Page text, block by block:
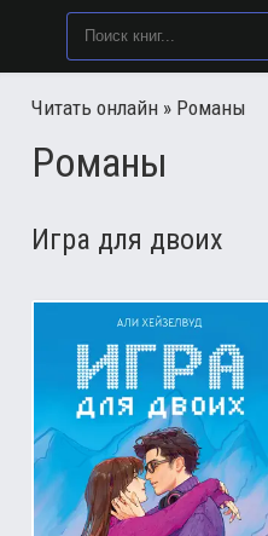
Читать онлайн » Романы
Романы
Игра для двоих